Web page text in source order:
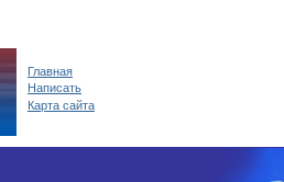
Главная
Написать
Карта сайта